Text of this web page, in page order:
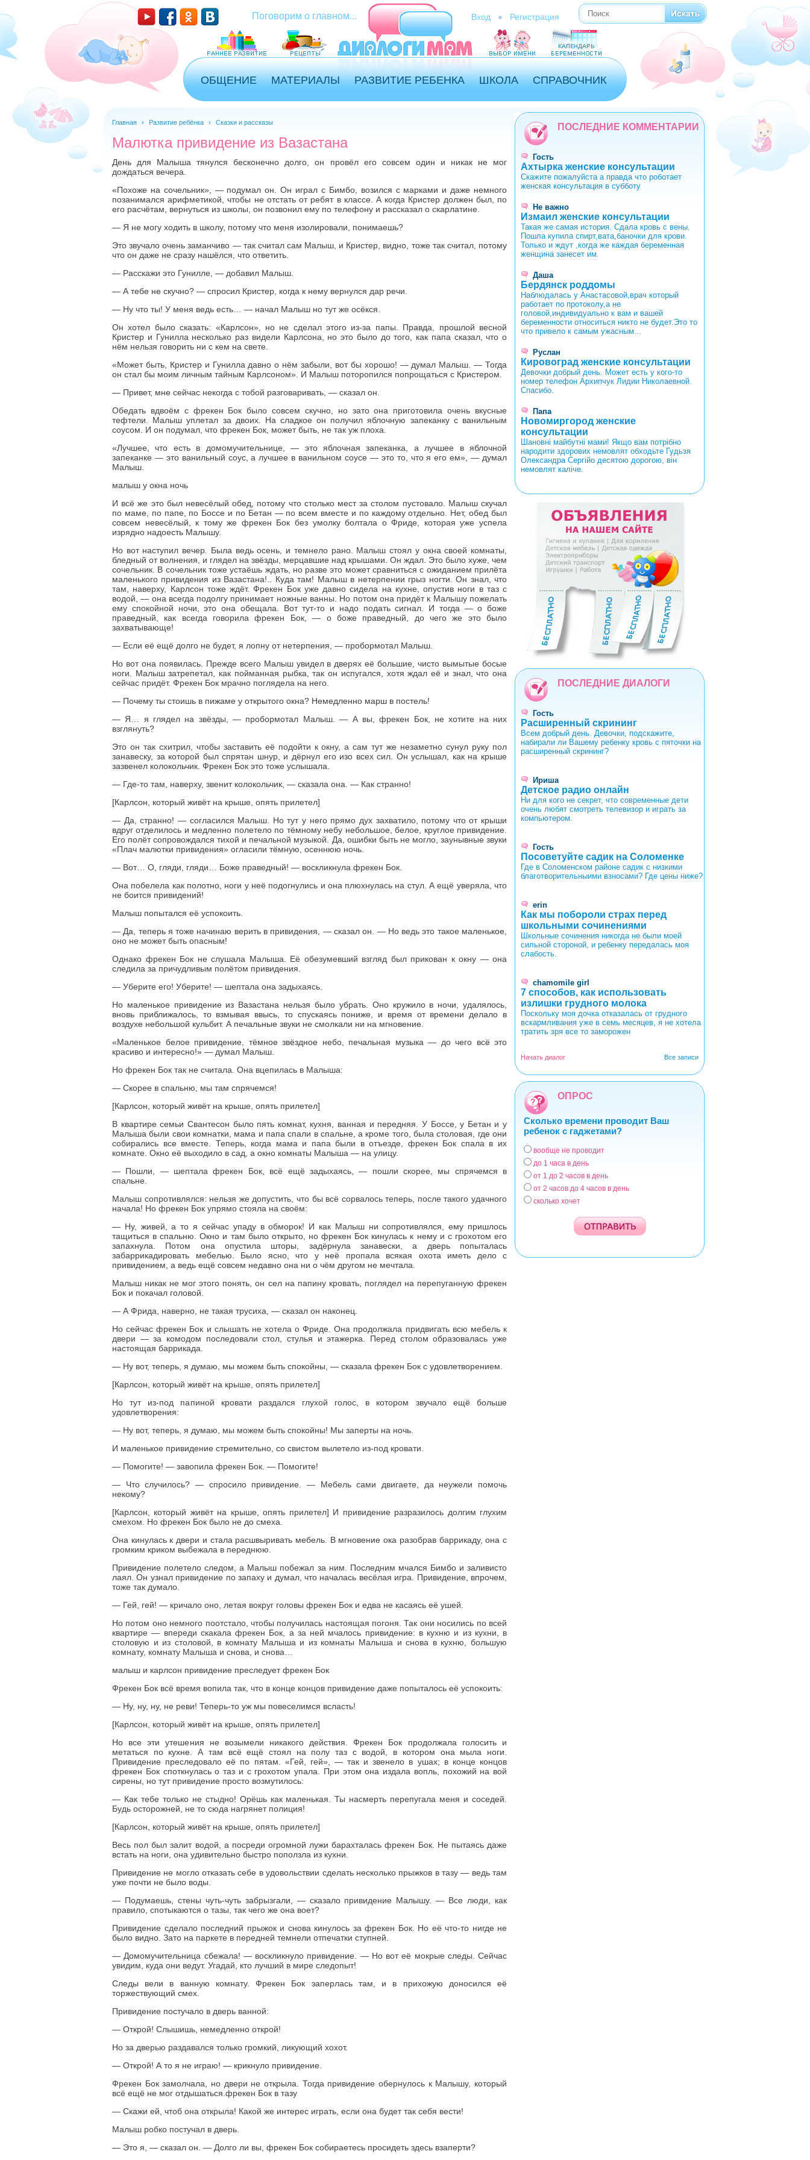
Поговорим о главном... Вход Регистрация Форма поиска
Поиск
ОБЩЕНИЕ МАТЕРИАЛЫ РАЗВИТИЕ РЕБЕНКА ШКОЛА СПРАВОЧНИК
Главная › Развитие ребёнка › Сказки и рассказы
Малютка привидение из Вазастана
День для Малыша тянулся бесконечно долго, он провёл его совсем один и никак не мог
дождаться вечера.
«Похоже на сочельник», — подумал он. Он играл с Бимбо, возился с марками и даже немного
позанимался арифметикой, чтобы не отстать от ребят в классе. А когда Кристер должен был, по
его расчётам, вернуться из школы, он позвонил ему по телефону и рассказал о скарлатине.
— Я не могу ходить в школу, потому что меня изолировали, понимаешь?
Это звучало очень заманчиво — так считал сам Малыш, и Кристер, видно, тоже так считал, потому
что он даже не сразу нашёлся, что ответить.
— Расскажи это Гунилле, — добавил Малыш.
— А тебе не скучно? — спросил Кристер, когда к нему вернулся дар речи.
— Ну что ты! У меня ведь есть… — начал Малыш но тут же осёкся.
Он хотел было сказать: «Карлсон», но не сделал этого из-за папы. Правда, прошлой весной
Кристер и Гунилла несколько раз видели Карлсона, но это было до того, как папа сказал, что о
нём нельзя говорить ни с кем на свете.
«Может быть, Кристер и Гунилла давно о нём забыли, вот бы хорошо! — думал Малыш. — Тогда
он стал бы моим личным тайным Карлсоном». И Малыш поторопился попрощаться с Кристером.
— Привет, мне сейчас некогда с тобой разговаривать, — сказал он.
Обедать вдвоём с фрекен Бок было совсем скучно, но зато она приготовила очень вкусные
тефтели. Малыш уплетал за двоих. На сладкое он получил яблочную запеканку с ванильным
соусом. И он подумал, что фрекен Бок, может быть, не так уж плоха.
«Лучшее, что есть в домомучительнице, — это яблочная запеканка, а лучшее в яблочной
запеканке — это ванильный соус, а лучшее в ванильном соусе — это то, что я его ем», — думал
Малыш.
малыш у окна ночь
И всё же это был невесёлый обед, потому что столько мест за столом пустовало. Малыш скучал
по маме, по папе, по Боссе и по Бетан — по всем вместе и по каждому отдельно. Нет, обед был
совсем невесёлый, к тому же фрекен Бок без умолку болтала о Фриде, которая уже успела
изрядно надоесть Малышу.
Но вот наступил вечер. Была ведь осень, и темнело рано. Малыш стоял у окна своей комнаты,
бледный от волнения, и глядел на звёзды, мерцавшие над крышами. Он ждал. Это было хуже, чем
сочельник. В сочельник тоже устаёшь ждать, но разве это может сравниться с ожиданием прилёта
маленького привидения из Вазастана!.. Куда там! Малыш в нетерпении грыз ногти. Он знал, что
там, наверху, Карлсон тоже ждёт. Фрекен Бок уже давно сидела на кухне, опустив ноги в таз с
водой, — она всегда подолгу принимает ножные ванны. Но потом она придёт к Малышу пожелать
ему спокойной ночи, это она обещала. Вот тут-то и надо подать сигнал. И тогда — о боже
праведный, как всегда говорила фрекен Бок, — о боже праведный, до чего же это было
захватывающе!
— Если её ещё долго не будет, я лопну от нетерпения, — пробормотал Малыш.
Но вот она появилась. Прежде всего Малыш увидел в дверях её большие, чисто вымытые босые
ноги. Малыш затрепетал, как пойманная рыбка, так он испугался, хотя ждал её и знал, что она
сейчас придёт. Фрекен Бок мрачно поглядела на него.
— Почему ты стоишь в пижаме у открытого окна? Немедленно марш в постель!
— Я… я глядел на звёзды, — пробормотал Малыш. — А вы, фрекен Бок, не хотите на них
взглянуть?
Это он так схитрил, чтобы заставить её подойти к окну, а сам тут же незаметно сунул руку пол
занавеску, за которой был спрятан шнур, и дёрнул его изо всех сил. Он услышал, как на крыше
зазвенел колокольчик. Фрекен Бок это тоже услышала.
— Где-то там, наверху, звенит колокольчик, — сказала она. — Как странно!
[Карлсон, который живёт на крыше, опять прилетел]
— Да, странно! — согласился Малыш. Но тут у него прямо дух захватило, потому что от крыши
вдруг отделилось и медленно полетело по тёмному небу небольшое, белое, круглое привидение.
Его полёт сопровождался тихой и печальной музыкой. Да, ошибки быть не могло, заунывные звуки
«Плач малютки привидения» огласили тёмную, осеннюю ночь.
— Вот… О, гляди, гляди… Боже праведный! — воскликнула фрекен Бок.
Она побелела как полотно, ноги у неё подогнулись и она плюхнулась на стул. А ещё уверяла, что
не боится привидений!
Малыш попытался её успокоить.
— Да, теперь я тоже начинаю верить в привидения, — сказал он. — Но ведь это такое маленькое,
оно не может быть опасным!
Однако фрекен Бок не слушала Малыша. Её обезумевший взгляд был прикован к окну — она
следила за причудливым полётом привидения.
— Уберите его! Уберите! — шептала она задыхаясь.
Но маленькое привидение из Вазастана нельзя было убрать. Оно кружило в ночи, удалялось,
вновь приближалось, то взмывая ввысь, то спускаясь пониже, и время от времени делало в
воздухе небольшой кульбит. А печальные звуки не смолкали ни на мгновение.
«Маленькое белое привидение, тёмное звёздное небо, печальная музыка — до чего всё это
красиво и интересно!» — думал Малыш.
Но фрекен Бок так не считала. Она вцепилась в Малыша:
— Скорее в спальню, мы там спрячемся!
[Карлсон, который живёт на крыше, опять прилетел]
В квартире семьи Свантесон было пять комнат, кухня, ванная и передняя. У Боссе, у Бетан и у
Малыша были свои комнатки, мама и папа спали в спальне, а кроме того, была столовая, где они
собирались все вместе. Теперь, когда мама и папа были в отъезде, фрекен Бок спала в их
комнате. Окно её выходило в сад, а окно комнаты Малыша — на улицу.
— Пошли, — шептала фрекен Бок, всё ещё задыхаясь, — пошли скорее, мы спрячемся в
спальне.
Малыш сопротивлялся: нельзя же допустить, что бы всё сорвалось теперь, после такого удачного
начала! Но фрекен Бок упрямо стояла на своём:
— Ну, живей, а то я сейчас упаду в обморок! И как Малыш ни сопротивлялся, ему пришлось
тащиться в спальню. Окно и там было открыто, но фрекен Бок кинулась к нему и с грохотом его
запахнула. Потом она опустила шторы, задёрнула занавески, а дверь попыталась
забаррикадировать мебелью. Было ясно, что у неё пропала всякая охота иметь дело с
привидением, а ведь ещё совсем недавно она ни о чём другом не мечтала.
Малыш никак не мог этого понять, он сел на папину кровать, поглядел на перепуганную фрекен
Бок и покачал головой.
— А Фрида, наверно, не такая трусиха, — сказал он наконец.
Но сейчас фрекен Бок и слышать не хотела о Фриде. Она продолжала придвигать всю мебель к
двери — за комодом последовали стол, стулья и этажерка. Перед столом образовалась уже
настоящая баррикада.
— Ну вот, теперь, я думаю, мы можем быть спокойны, — сказала фрекен Бок с удовлетворением.
[Карлсон, который живёт на крыше, опять прилетел]
Но тут из-под папиной кровати раздался глухой голос, в котором звучало ещё больше
удовлетворения:
— Ну вот, теперь, я думаю, мы можем быть спокойны! Мы заперты на ночь.
И маленькое привидение стремительно, со свистом вылетело из-под кровати.
— Помогите! — завопила фрекен Бок. — Помогите!
— Что случилось? — спросило привидение. — Мебель сами двигаете, да неужели помочь
некому?
[Карлсон, который живёт на крыше, опять прилетел] И привидение разразилось долгим глухим
смехом. Но фрекен Бок было не до смеха.
Она кинулась к двери и стала расшвыривать мебель. В мгновение ока разобрав баррикаду, она с
громким криком выбежала в переднюю.
Привидение полетело следом, а Малыш побежал за ним. Последним мчался Бимбо и заливисто
лаял. Он узнал привидение по запаху и думал, что началась весёлая игра. Привидение, впрочем,
тоже так думало.
— Гей, гей! — кричало оно, летая вокруг головы фрекен Бок и едва не касаясь её ушей.
Но потом оно немного поотстало, чтобы получилась настоящая погоня. Так они носились по всей
квартире — впереди скакала фрекен Бок, а за ней мчалось привидение: в кухню и из кухни, в
столовую и из столовой, в комнату Малыша и из комнаты Малыша и снова в кухню, большую
комнату, комнату Малыша и снова, и снова…
малыш и карлсон привидение преследует фрекен Бок
Фрекен Бок всё время вопила так, что в конце концов привидение даже попыталось её успокоить:
— Ну, ну, ну, не реви! Теперь-то уж мы повеселимся всласть!
[Карлсон, который живёт на крыше, опять прилетел]
Но все эти утешения не возымели никакого действия. Фрекен Бок продолжала голосить и
метаться по кухне. А там всё ещё стоял на полу таз с водой, в котором она мыла ноги.
Привидение преследовало её по пятам. «Гей, гей», — так и звенело в ушах; в конце концов
фрекен Бок споткнулась о таз и с грохотом упала. При этом она издала вопль, похожий на вой
сирены, но тут привидение просто возмутилось:
— Как тебе только не стыдно! Орёшь как маленькая. Ты насмерть перепугала меня и соседей.
Будь осторожней, не то сюда нагрянет полиция!
[Карлсон, который живёт на крыше, опять прилетел]
Весь пол был залит водой, а посреди огромной лужи барахталась фрекен Бок. Не пытаясь даже
встать на ноги, она удивительно быстро поползла из кухни.
Привидение не могло отказать себе в удовольствии сделать несколько прыжков в тазу — ведь там
уже почти не было воды.
— Подумаешь, стены чуть-чуть забрызгали, — сказало привидение Малышу. — Все люди, как
правило, спотыкаются о тазы, так чего же она воет?
Привидение сделало последний прыжок и снова кинулось за фрекен Бок. Но её что-то нигде не
было видно. Зато на паркете в передней темнели отпечатки ступней.
— Домомучительница сбежала! — воскликнуло привидение. — Но вот её мокрые следы. Сейчас
увидим, куда они ведут. Угадай, кто лучший в мире следопыт!
Следы вели в ванную комнату. Фрекен Бок заперлась там, и в прихожую доносился её
торжествующий смех.
Привидение постучало в дверь ванной:
— Открой! Слышишь, немедленно открой!
Но за дверью раздавался только громкий, ликующий хохот.
— Открой! А то я не играю! — крикнуло привидение.
Фрекен Бок замолчала, но двери не открыла. Тогда привидение обернулось к Малышу, который
всё ещё не мог отдышаться.фрекен Бок в тазу
— Скажи ей, чтоб она открыла! Какой же интерес играть, если она будет так себя вести!
Малыш робко постучал в дверь.
— Это я, — сказал он. — Долго ли вы, фрекен Бок собираетесь просидеть здесь взаперти?
ПОСЛЕДНИЕ КОММЕНТАРИИ
Гость
Ахтырка женские консультации
Скажите пожалуйста а правда что роботает
женская консультация в субботу
Не важно
Измаил женские консультации
Такая же самая история. Сдала кровь с вены.
Пошла купила спирт,вата,баночки для крови.
Только и ждут ,когда же каждая беременная
женщина занесет им.
Даша
Бердянск роддомы
Наблюдалась у Анастасовой,врач который
работает по протоколу,а не
головой,индивидуально к вам и вашей
беременности относиться никто не будет.Это то
что привело к самым ужасным...
Руслан
Кировоград женские консультации
Девочки добрый день. Может есть у кого-то
номер телефон Архипчук Лидии Николаевной.
Спасибо.
Папа
Новомиргород женские
консультации
Шановні майбутні мами! Якщо вам потрібно
народити здорових немовлят обходьте Гудьзя
Олександра Сергійо десятою дорогою, він
немовлят каліче.
0123456789
ПОСЛЕДНИЕ ДИАЛОГИ
Гость
Расширенный скрининг
Всем добрый день. Девочки, подскажите,
набирали ли Вашему ребенку кровь с пяточки на
расширенный скрининг?
Ириша
Детское радио онлайн
Ни для кого не секрет, что современные дети
очень любят смотреть телевизор и играть за
компьютером.
Гость
Посоветуйте садик на Соломенке
Где в Соломенском районе садик с низкими
благотворительныими взносами? Где цены ниже?
erin
Как мы побороли страх перед
школьными сочинениями
Школьные сочинения никогда не были моей
сильной стороной, и ребенку передалась моя
слабость.
chamomile girl
7 способов, как использовать
излишки грудного молока
Поскольку моя дочка отказалась от грудного
вскармливания уже в семь месяцев, я не хотела
тратить зря все то заморожен
Все записи
Начать диалог
ОПРОС
Сколько времени проводит Ваш
ребенок с гаджетами?
Варианты
вообще не проводит
до 1 часа в день
от 1 до 2 часов в день
от 2 часов до 4 часов в день
сколько хочет